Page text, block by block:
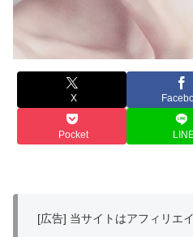
X
Pocket
[広告] 当サイトはアフィリエ